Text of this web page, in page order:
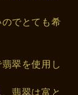
でとても希
翠を使用し
翡翠は富と